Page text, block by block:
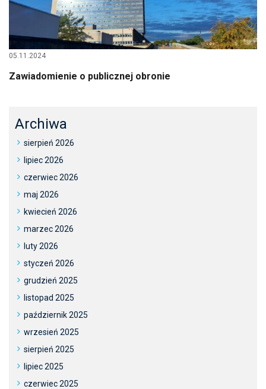
05.11.2024
Zawiadomienie o publicznej obronie
Archiwa
sierpień 2026
lipiec 2026
czerwiec 2026
maj 2026
kwiecień 2026
marzec 2026
luty 2026
styczeń 2026
grudzień 2025
listopad 2025
październik 2025
wrzesień 2025
sierpień 2025
lipiec 2025
czerwiec 2025